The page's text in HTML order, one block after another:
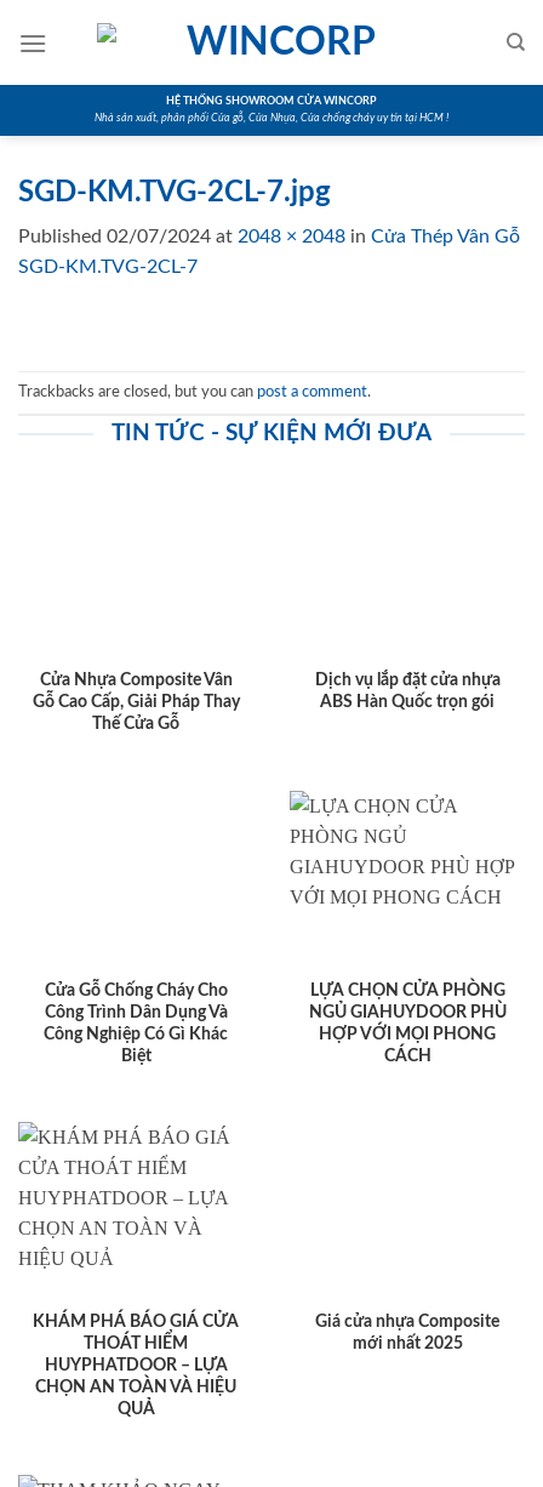
HỆ THỐNG SHOWROOM CỬA WINCORP
Nhà sản xuất, phân phối Cửa gỗ, Cửa Nhựa, Cửa chống cháy uy tín tại HCM !
SGD-KM.TVG-2CL-7.jpg
Published 02/07/2024 at 2048 × 2048 in Cửa Thép Vân Gỗ
SGD-KM.TVG-2CL-7
Trackbacks are closed, but you can post a comment.
TIN TỨC - SỰ KIỆN MỚI ĐƯA
Cửa Nhựa Composite Vân
Gỗ Cao Cấp, Giải Pháp Thay
Thế Cửa Gỗ
Dịch vụ lắp đặt cửa nhựa
ABS Hàn Quốc trọn gói
Cửa Gỗ Chống Cháy Cho
Công Trình Dân Dụng Và
Công Nghiệp Có Gì Khác
Biệt
LỰA CHỌN CỬA PHÒNG
NGỦ GIAHUYDOOR PHÙ
HỢP VỚI MỌI PHONG
CÁCH
KHÁM PHÁ BÁO GIÁ CỬA
THOÁT HIỂM
HUYPHATDOOR – LỰA
CHỌN AN TOÀN VÀ HIỆU
QUẢ
Giá cửa nhựa Composite
mới nhất 2025